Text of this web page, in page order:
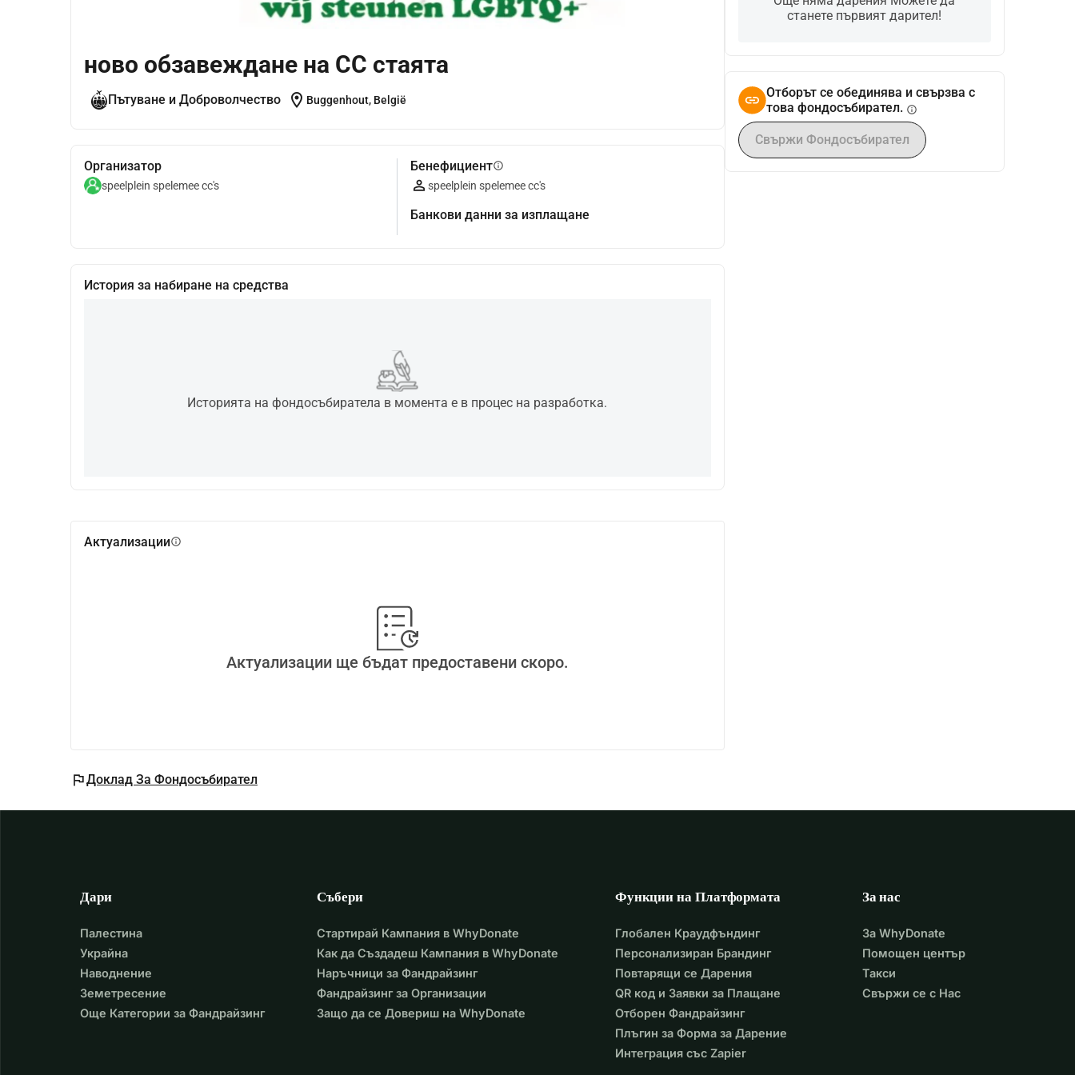
ново обзавеждане на CC стаята
Пътуване и Доброволчество location_on Buggenhout, België
Организатор
speelplein spelemee cc's
Бенефициентinfo
speelplein spelemee cc's
Банкови данни за изплащане
История за набиране на средства
Историята на фондосъбиратела в момента е в процес на разработка.
Актуализацииinfo
Актуализации ще бъдат предоставени скоро.
flagДоклад За Фондосъбирател
станете първият дарител!
Отборът се обединява и свързва с
това фондосъбирател. info
Свържи Фондосъбирател
Дари
Палестина
Украйна
Наводнение
Земетресение
Още Категории за Фандрайзинг
Събери
Стартирай Кампания в WhyDonate
Как да Създадеш Кампания в WhyDonate
Наръчници за Фандрайзинг
Фандрайзинг за Организации
Защо да се Довериш на WhyDonate
Функции на Платформата
Глобален Краудфъндинг
Персонализиран Брандинг
Повтарящи се Дарения
QR код и Заявки за Плащане
Отборен Фандрайзинг
Плъгин за Форма за Дарение
Интеграция със Zapier
За нас
За WhyDonate
Помощен център
Такси
Свържи се с Нас